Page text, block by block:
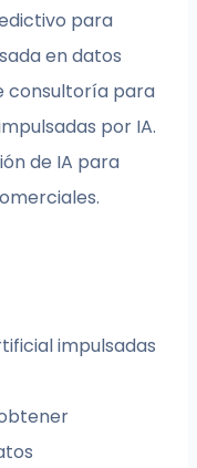
para
en datos
consultoría para
por IA.
de IA para
impulsadas